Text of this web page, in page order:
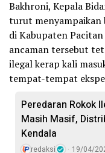
Bakhroni, Kepala
turut menyampaikan
di Kabupaten
ancaman tersebut
ilegal kerap kali
tempat-tempat
Peredaran Rokok
Masih Masif,
Kendala
redaksi 19/04/